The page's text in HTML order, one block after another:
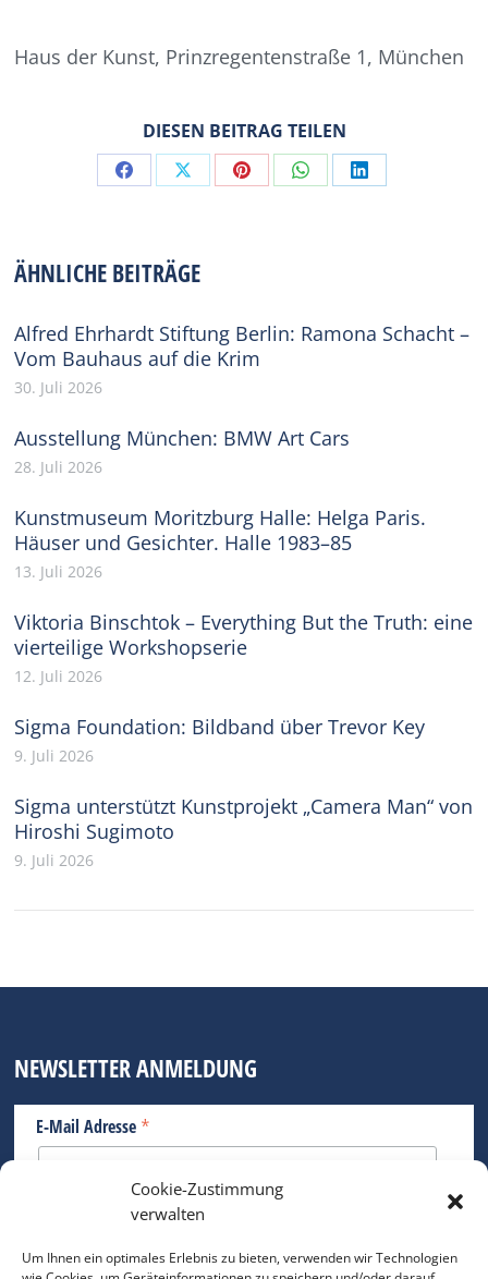
Cookie-Zustimmung
verwalten
Um Ihnen ein optimales Erlebnis zu bieten, verwenden wir Technologien
Haus der Kunst, Prinzregentenstraße 1, München
DIESEN BEITRAG TEILEN
Share Share Share Share Share
ÄHNLICHE BEITRÄGE
Alfred Ehrhardt Stiftung Berlin: Ramona Schacht –
Vom Bauhaus auf die Krim
30. Juli 2026
Ausstellung München: BMW Art Cars
28. Juli 2026
Kunstmuseum Moritzburg Halle: Helga Paris.
Häuser und Gesichter. Halle 1983–85
13. Juli 2026
Viktoria Binschtok – Everything But the Truth: eine
vierteilige Workshopserie
12. Juli 2026
Sigma Foundation: Bildband über Trevor Key
9. Juli 2026
Sigma unterstützt Kunstprojekt „Camera Man“ von
Hiroshi Sugimoto
9. Juli 2026
NEWSLETTER ANMELDUNG
E-Mail Adresse *
Bitte geben Sie Ihre E-Mail Adresse ein.
*